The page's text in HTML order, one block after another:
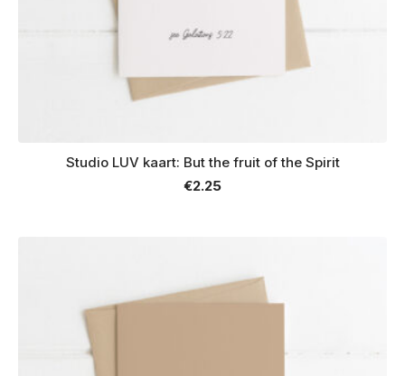
Studio LUV kaart: But the fruit of the Spirit
€2.25